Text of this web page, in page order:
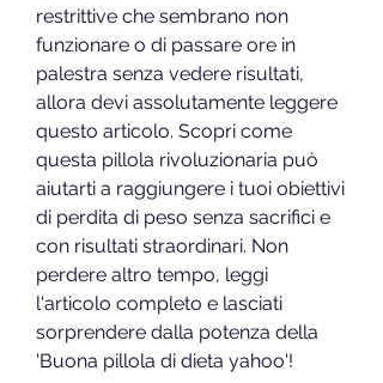
restrittive che sembrano non
funzionare o di passare ore in
palestra senza vedere risultati,
allora devi assolutamente leggere
questo articolo. Scopri come
questa pillola rivoluzionaria può
aiutarti a raggiungere i tuoi obiettivi
di perdita di peso senza sacrifici e
con risultati straordinari. Non
perdere altro tempo, leggi
l'articolo completo e lasciati
sorprendere dalla potenza della
'Buona pillola di dieta yahoo'!